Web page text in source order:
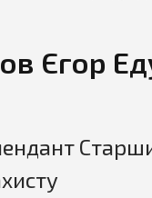
Єгор